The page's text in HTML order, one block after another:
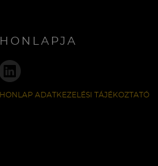
HONLAP ADATKEZELÉSI TÁJÉKOZTATÓ